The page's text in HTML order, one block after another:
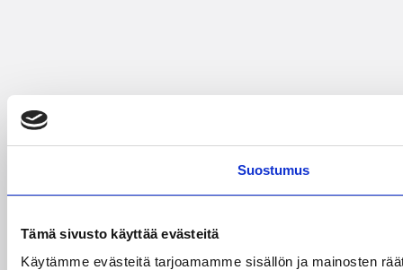
Suostumus
Tämä sivusto käyttää evästeitä
Käytämme evästeitä tarjoamamme sisällön ja mainosten